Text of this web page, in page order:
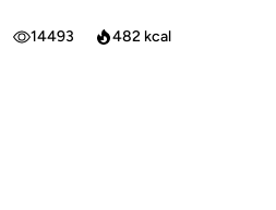
14493 482 kcal